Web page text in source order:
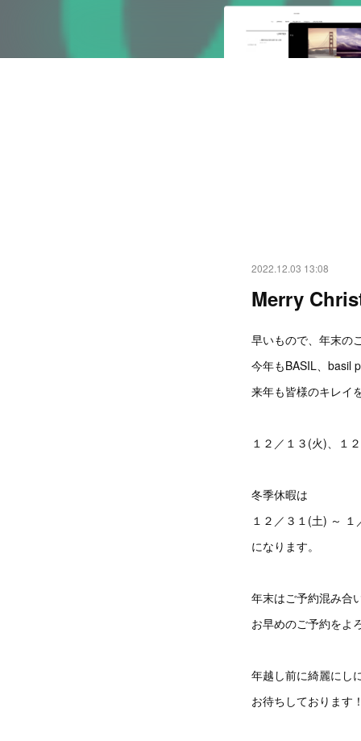
2022.12.03 13:08
Merry
早いもので、年末の
今年もBASIL、basil
来年も皆様のキレイ
１２／１３(火)、１
冬季休暇は
１２／３１(土) ～
になります。
年末はご予約混み合
お早めのご予約をよ
年越し前に綺麗にし
お待ちしております